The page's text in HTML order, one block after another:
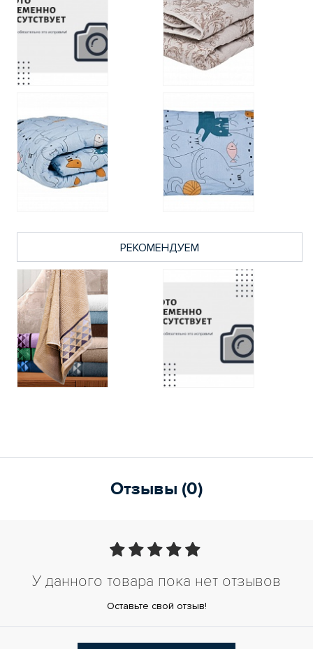
РЕКОМЕНДУЕМ
Отзывы (0)
У данного товара пока нет отзывов
Оставьте свой отзыв!